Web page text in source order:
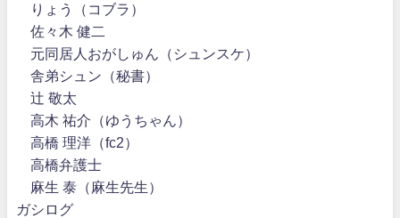
りょう（コブラ）
佐々木 健二
元同居人おがしゅん（シュンスケ）
舎弟シュン（秘書）
辻 敬太
高木 祐介（ゆうちゃん）
高橋 理洋（fc2）
高橋弁護士
麻生 泰（麻生先生）
ガシログ